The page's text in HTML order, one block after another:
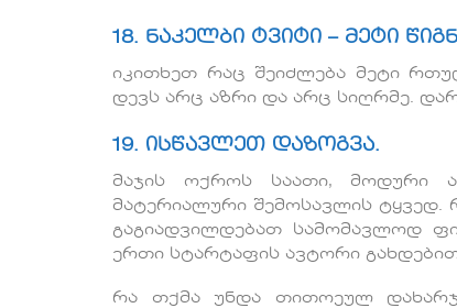
18. ნაკელბი ტვიტი – მეტი
იკითხეთ რაც შეიძლება მეტი
დევს არც აზრი და არც სიღრმე.
19. ისწავლეთ დაზოგვა.
მაჯის ოქროს საათი, მოდური
მატერიალური შემოსავლის
გაგიადვილდებათ სამომავლოდ
ერთი სტარტაფის ავტორი
რა თქმა უნდა თითოეულ